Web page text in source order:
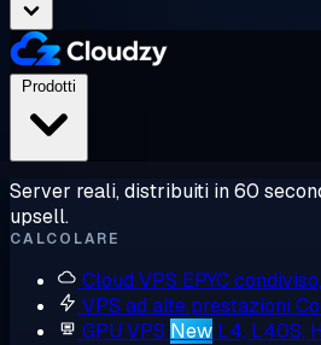
Server reali, distribuiti in 60
upsell.
CALCOLARE
Cloud VPS EPYC
VPS ad alte prestazioni
GPU VPS New L4, L40S,